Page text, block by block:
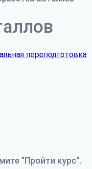
переподготовка
"Пройти курс".